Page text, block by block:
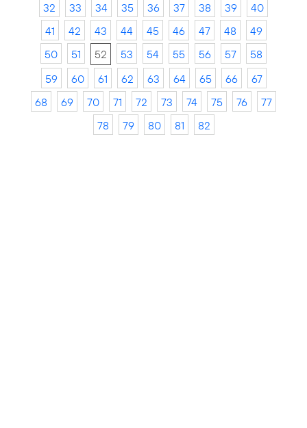
32
33 34 35 36 37 38 39
40
41
42 43 44 45 46 47 48
49
50
51 52 53 54 55 56 57
58
59
60 61 62 63 64 65 66
67
68
69 70 71 72 73 74 75 76
77
78
79 80 81 82